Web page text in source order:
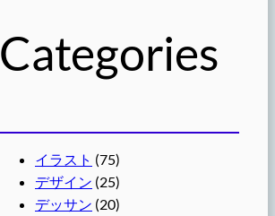
Categories
イラスト (75)
デザイン (25)
デッサン (20)